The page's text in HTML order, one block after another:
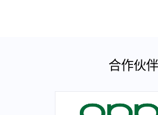
合作伙伴